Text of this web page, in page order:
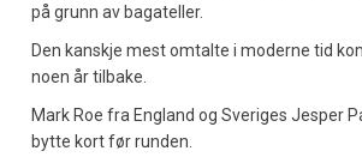
på grunn av bagateller.
Den kanskje mest omtalte i moderne tid
noen år tilbake.
Mark Roe fra England og Sveriges Jesper
bytte kort før runden.